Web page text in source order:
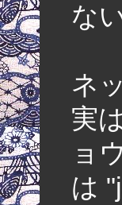
な
ネ
実
ョ
は